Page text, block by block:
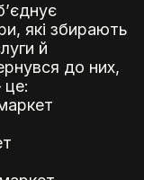
які збирають
й
до них,
це: